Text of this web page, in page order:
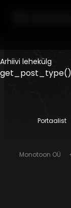
Liigu sisu juurde
Arhiivi lehekülg
Portaalist
Monotoon OÜ